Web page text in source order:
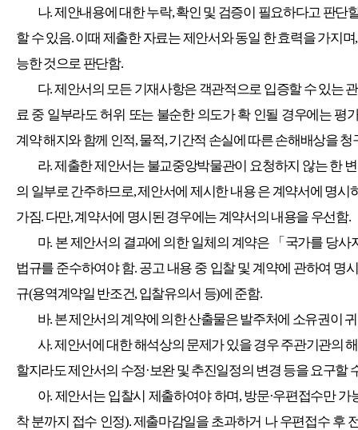
나.제안내용에 대한 누락,확인 및 검증이 필요하다고 판단
할 수 있음.이때 제출한 자료는 제안서와 동일 한 효력을 가지며
능한 것으로 판단함.
다.제안서의 모든 기재사항은 객관적으로 입증할 수 있는
료 중 일부라도 허위 또는 불순한 의도가 확 인될 경우에는 평
계약 해지와 함께 인적,물적,기간적 손실에 따른 손해배상을 청
라.제출한 제안서는 불교중앙박물관이 요청하지 않는 한
의 일부로 간주하므로,제안서에 제시한 내용 은 계약서에 명시
가짐. 다만,계약서에 명시된 경우에는 계약서의 내용을 우선함.
마. 본 제안서의 결과에 의한 일체의 계약은 「 국가를 당사
법규를 준수하여야 함. 공고 내용 중 입찰 및 계약에 관하여 명
규(용역계약일 반조건,입찰유의서 등)에 준함.
바. 본 제안서의 계약에 의한 산출물은 발주처에 소유권이
사.제안서에 대한 해석상의 문제가 있을 경우 주관기관의
할지라도 제안서의 수정·보완 및 추진일정의 변경 등을 요구할
아. 제안서는 입찰시 제출하여야 하며,방문·우편접수만 가
착 분까지 접수 인정).제출마감일을 초과하거 나 우편접수 후